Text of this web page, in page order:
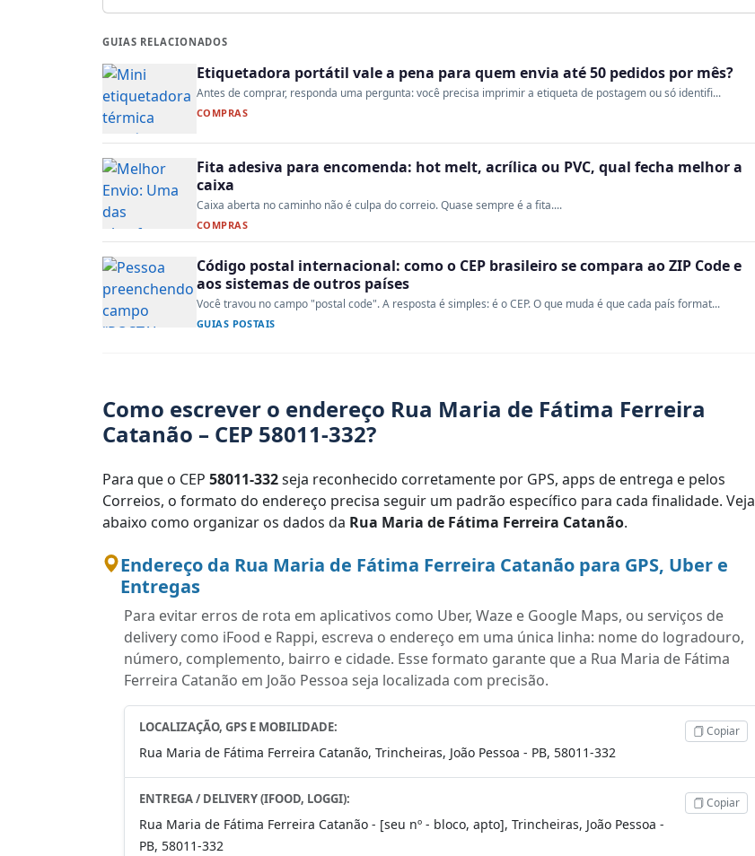
GUIAS RELACIONADOS
Etiquetadora portátil vale a pena para quem envia até 50 pedidos por mês?
Antes de comprar, responda uma pergunta: você precisa imprimir a etiqueta de postagem ou só identifi...
COMPRAS
Fita adesiva para encomenda: hot melt, acrílica ou PVC, qual fecha melhor a
caixa
Caixa aberta no caminho não é culpa do correio. Quase sempre é a fita....
COMPRAS
Código postal internacional: como o CEP brasileiro se compara ao ZIP Code e
aos sistemas de outros países
Você travou no campo "postal code". A resposta é simples: é o CEP. O que muda é que cada país format...
GUIAS POSTAIS
Como escrever o endereço Rua Maria de Fátima Ferreira
Catanão – CEP 58011-332?
Para que o CEP 58011-332seja reconhecido corretamente por GPS, apps de entrega e pelos
Correios, o formato do endereço precisa seguir um padrão específico para cada finalidade. Veja
abaixo como organizar os dados da Rua Maria de Fátima Ferreira Catanão.
Endereço da Rua Maria de Fátima Ferreira Catanão para GPS, Uber e
Entregas
Para evitar erros de rota em aplicativos como Uber, Waze e Google Maps, ou serviços de
delivery como iFood e Rappi, escreva o endereço em uma única linha: nome do logradouro,
número, complemento, bairro e cidade. Esse formato garante que a Rua Maria de Fátima
Ferreira Catanão em João Pessoa seja localizada com precisão.
LOCALIZAÇÃO, GPS E MOBILIDADE:
Rua Maria de Fátima Ferreira Catanão, Trincheiras, João Pessoa - PB, 58011-332
Copiar
ENTREGA / DELIVERY (IFOOD, LOGGI):
Rua Maria de Fátima Ferreira Catanão - [seu nº - bloco, apto], Trincheiras, João Pessoa -
PB, 58011-332
Copiar